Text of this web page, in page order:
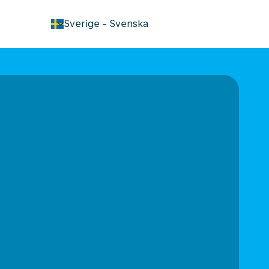
Sverige - Svenska
keyboard_arrow_down